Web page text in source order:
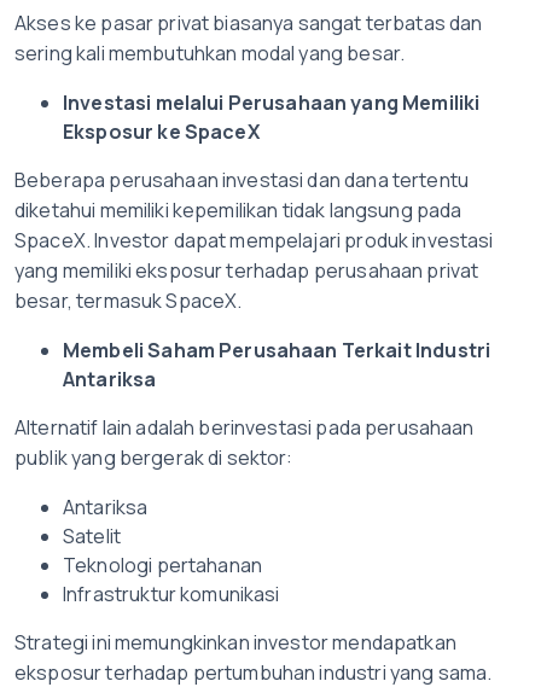
Akses ke pasar privat biasanya sangat terbatas dan
sering kali membutuhkan modal yang besar.
Investasi melalui Perusahaan yang Memiliki
Eksposur ke SpaceX
Beberapa perusahaan investasi dan dana tertentu
diketahui memiliki kepemilikan tidak langsung pada
SpaceX. Investor dapat mempelajari produk investasi
yang memiliki eksposur terhadap perusahaan privat
besar, termasuk SpaceX.
Membeli Saham Perusahaan Terkait Industri
Antariksa
Alternatif lain adalah berinvestasi pada perusahaan
publik yang bergerak di sektor:
Antariksa
Satelit
Teknologi pertahanan
Infrastruktur komunikasi
Strategi ini memungkinkan investor mendapatkan
eksposur terhadap pertumbuhan industri yang sama.